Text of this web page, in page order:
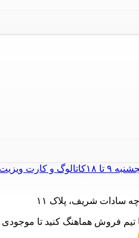
تا ۱۸ کاتالوگ و کارت ویزیت
سادات شریف، پلاک ۱۱
فروش هماهنگ کنید تا موجودی و